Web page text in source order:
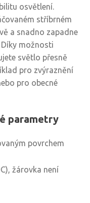
osvětlení.
stříbrném
a snadno zapadne
možnosti
světlo přesně
pro zvýraznění
pro obecné
parametry
povrchem
žárovka není